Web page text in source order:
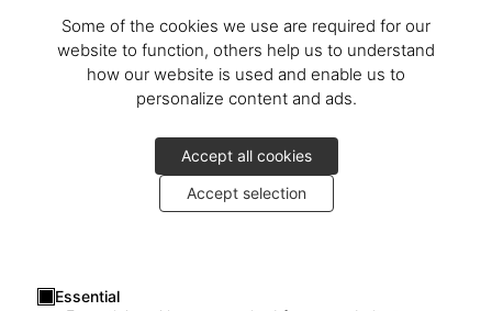
Some of the cookies we use are required for our
website to function, others help us to understand
how our website is used and enable us to
personalize content and ads.
Accept all cookies
Accept selection
Essential